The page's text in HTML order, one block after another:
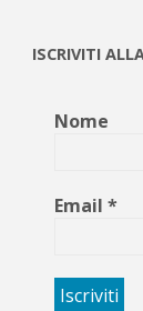
ISCRIVITI
Nome
Email *